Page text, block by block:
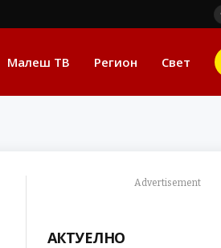
Малеш ТВ Регион Свет
Advertisement
АКТУЕЛНО